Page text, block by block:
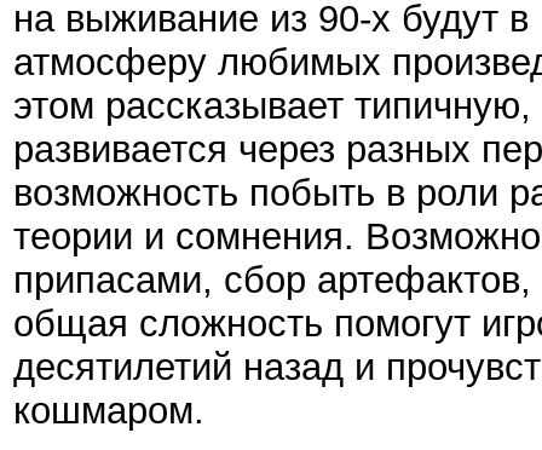
на выживание из 90-х будут в
атмосферу любимых
этом рассказывает
развивается через разных
возможность побыть в роли
теории и сомнения.
припасами, сбор
общая сложность помогут
десятилетий назад и
кошмаром.